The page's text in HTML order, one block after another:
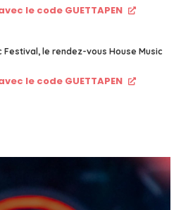
le code GUETTAPEN
Festival, le rendez-vous House Music
le code GUETTAPEN